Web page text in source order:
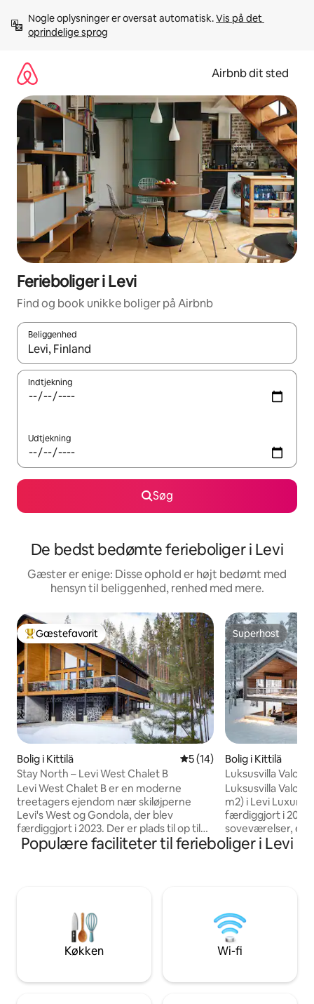
videre
Nogle oplysninger er oversat automatisk. Vis på det
oprindelige sprog
Airbnb dit sted
Ferieboliger i Levi
Find og book unikke boliger på Airbnb
Beliggenhed
Når resultaterne er tilgængelige, skal du navigere med
Indtjekning
Udtjekning
Søg
De bedst bedømte ferieboliger i Levi
Gæster er enige: Disse ophold er højt bedømt med
hensyn til beliggenhed, renhed med mere.
Bedste gæstefavorit
Gæstefavorit
Bolig i Kittilä 5 ud af 5 i gennemsnitlig
5 (14)
Stay North – Levi West Chalet B
Levi West Chalet B er en moderne
treetagers ejendom nær skiløjperne
Levi's West og Gondola, der blev
færdiggjort i 2023. Der er plads til op til
otte gæster i fem soveværelser, og der
er et rummeligt opholdsområde med
En grill og en velplanlagt terrasse gør det
nemt at nyde måltider udenfor. Levis
restauranter, skilifte og tjenester ligger
Superhost
Superhost
Bolig i Kittilä
Luksusvilla Valo af
Luksusvilla Valo –
m2) i Levi Luxury
færdiggjort i 2024
soveværelser, et
spabad,
stue med pejs
familier og
og Lapland-oplevelser.
håndklæder og
Populære faciliteter til ferieboliger i Levi
Køkken Wi-fi